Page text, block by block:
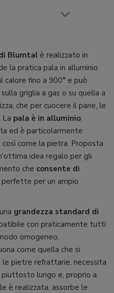
Blumtal è realizzato in
la pratica pala in alluminio
fino a 900° e può
griglia a gas o su quella a
che per cuocere il pane, le
La pala è in alluminio,
ed è particolarmente
come la pietra. Proposta
idea regalo per gli
che consente di
perfette per un ampio
grandezza standard di
con praticamente tutti
omogeneo,
come quella che si
le pietre refrattarie, necessita
lungo e, proprio a
è realizzata, assorbe le